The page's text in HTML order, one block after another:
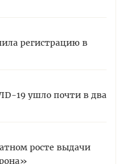
регистрацию в
19 ушло почти в два
росте выдачи